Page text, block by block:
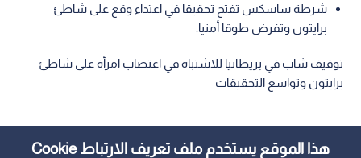
هذا الموقع يستخدم ملف تعريف الارتباط Cookie
شرطة ساسكس تفتح تحقيقا في اعتداء وقع على شاطئ
برايتون وتفرض طوقا أمنيا.
توقيف شاب في بريطانيا للاشتباه في اغتصاب امرأة على شاطئ
برايتون وتواسع التحقيقات